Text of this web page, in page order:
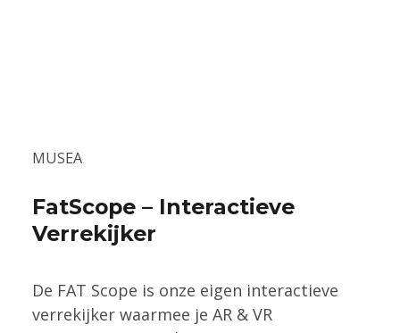
MUSEA
FatScope – Interactieve
Verrekijker
De FAT Scope is onze eigen interactieve
verrekijker waarmee je AR & VR